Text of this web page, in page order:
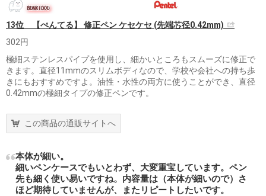
13位 【ぺんてる】 修正ペン ケセケセ (先端芯径0.42mm)
302円
極細ステンレスパイプを使用し、細かいところもスムーズに修正で
きます。直径11mmのスリムボディなので、学校や会社への持ち歩
きにもおすすめですよ。油性・水性の両方に使うことができ、直径
0.42mmの極細タイプの修正ペンです。
この商品の通販サイトへ
本体が細い。
細いペンケースでもいとわず、大変重宝しています。ペン
先も細く使い易いですね。内容量は（本体が細いので）さ
ほど期待していませんが、またリピートしたいです。